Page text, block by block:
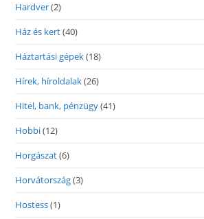
Hardver(2)
Ház és kert(40)
Háztartási gépek(18)
Hírek, híroldalak(26)
Hitel, bank, pénzügy(41)
Hobbi(12)
Horgászat(6)
Horvátország(3)
Hostess(1)